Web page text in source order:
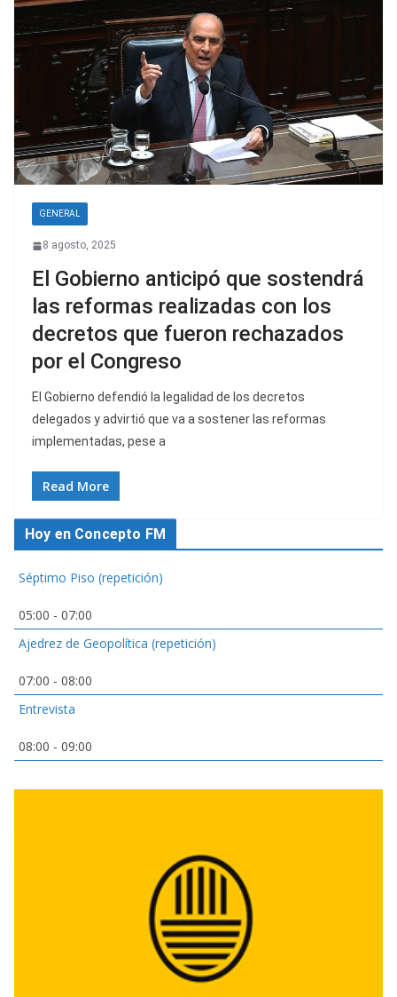
GENERAL
8 agosto, 2025
El Gobierno anticipó que sostendrá
las reformas realizadas con los
decretos que fueron rechazados
por el Congreso
El Gobierno defendió la legalidad de los decretos
delegados y advirtió que va a sostener las reformas
implementadas, pese a
Read More
Hoy en Concepto FM
Séptimo Piso (repetición)
05:00 - 07:00
Ajedrez de Geopolítica (repetición)
07:00 - 08:00
Entrevista
08:00 - 09:00